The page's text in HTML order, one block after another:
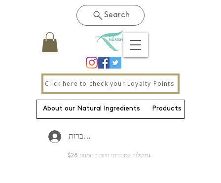
Search
Click here to check your Loyalty Points
About our Natural Ingredients Products
להתחברות
משלוח סטנדרטי חינם בהזמנות $28+